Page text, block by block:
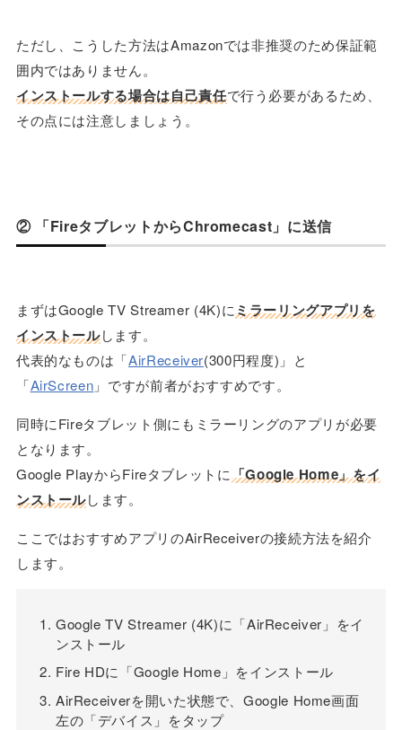
ただし、こうした方法はAmazonでは非推奨のため保証範
囲内ではありません。
インストールする場合は自己責任で行う必要があるため、
その点には注意しましょう。
② 「FireタブレットからChromecast」に送信
まずはGoogle TV Streamer (4K)にミラーリングアプリを
インストールします。
代表的なものは「AirReceiver(300円程度)」と
「AirScreen 」ですが前者がおすすめです。
同時にFireタブレット側にもミラーリングのアプリが必要
となります。
Google PlayからFireタブレットに「Google Home」をイ
ンストールします。
ここではおすすめアプリのAirReceiverの接続方法を紹介
します。
Google TV Streamer (4K)に「AirReceiver」をイ
ンストール
Fire HDに「Google Home」をインストール
AirReceiverを開いた状態で、Google Home画面
左の「デバイス」をタップ